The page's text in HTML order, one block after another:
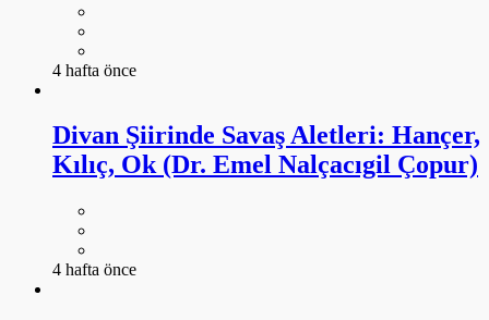
4 hafta önce
Divan Şiirinde Savaş Aletleri: Hançer,
Kılıç, Ok (Dr. Emel Nalçacıgil Çopur)
4 hafta önce